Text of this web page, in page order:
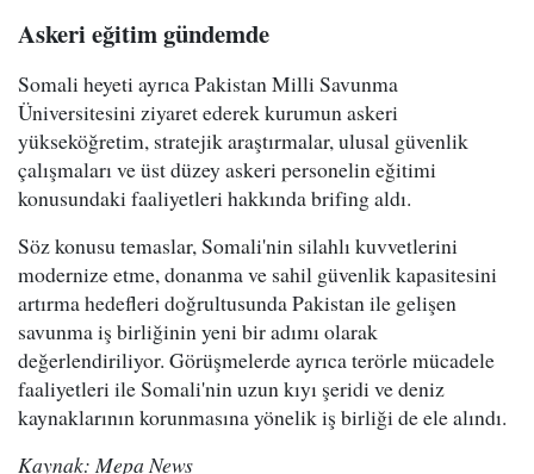
Askeri eğitim gündemde
Somali heyeti ayrıca Pakistan Milli Savunma
Üniversitesini ziyaret ederek kurumun askeri
yükseköğretim, stratejik araştırmalar, ulusal güvenlik
çalışmaları ve üst düzey askeri personelin eğitimi
konusundaki faaliyetleri hakkında brifing aldı.
Söz konusu temaslar, Somali'nin silahlı kuvvetlerini
modernize etme, donanma ve sahil güvenlik kapasitesini
artırma hedefleri doğrultusunda Pakistan ile gelişen
savunma iş birliğinin yeni bir adımı olarak
değerlendiriliyor. Görüşmelerde ayrıca terörle mücadele
faaliyetleri ile Somali'nin uzun kıyı şeridi ve deniz
kaynaklarının korunmasına yönelik iş birliği de ele alındı.
Kaynak: Mepa News